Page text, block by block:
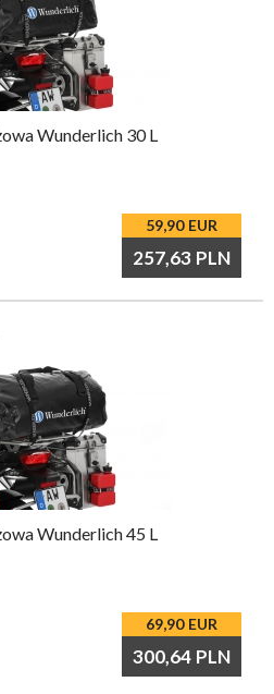
Wunderlich 30 L
59,90 EUR
257,63 PLN
Wunderlich 45 L
69,90 EUR
300,64 PLN